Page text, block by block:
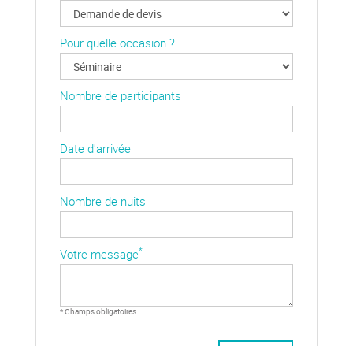
Pour quelle occasion ?
Nombre de participants
Date d'arrivée
Nombre de nuits
Votre message*
* Champs obligatoires.